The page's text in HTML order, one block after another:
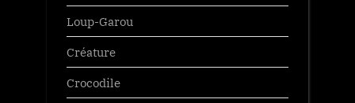
Loup-Garou
Créature
Crocodile